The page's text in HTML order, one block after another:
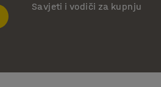
Savjeti i vodiči za kupnju